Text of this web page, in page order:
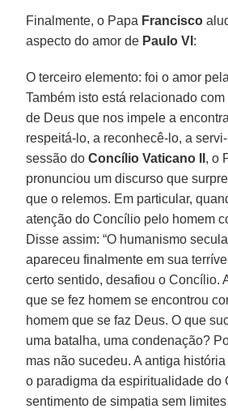
Finalmente, o Papa Francisco
aspecto do amor de Paulo VI :
O terceiro elemento: foi o amor
Também isto está relacionado
de Deus que nos impele a
respeitá-lo, a reconhecê-lo, a
sessão doConcílio Vaticano II , o
pronunciou um discurso que
que o relemos. Em particular,
atenção do Concílio pelo homem
Disse assim: “O humanismo
apareceu finalmente em sua
certo sentido, desafiou o Concílio.
que se fez homem se encontrou
homem que se faz Deus. O que
uma batalha, uma condenação?
mas não sucedeu. A antiga
o paradigma da espiritualidade do
sentimento de simpatia sem